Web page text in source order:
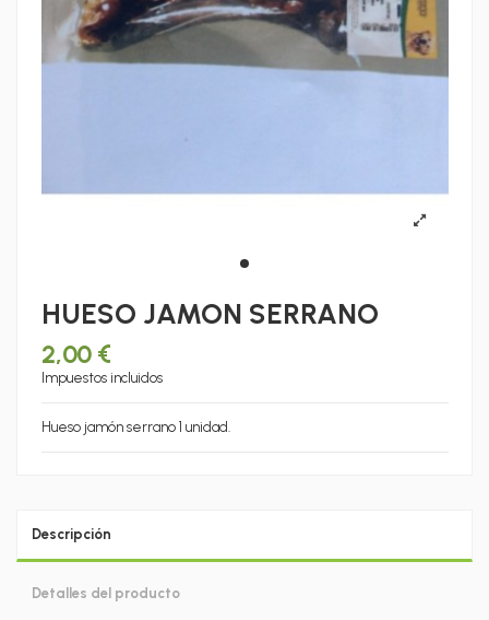
HUESO JAMON SERRANO
2,00 €
Impuestos incluidos
Hueso jamón serrano 1 unidad.
Descripción
Detalles del producto